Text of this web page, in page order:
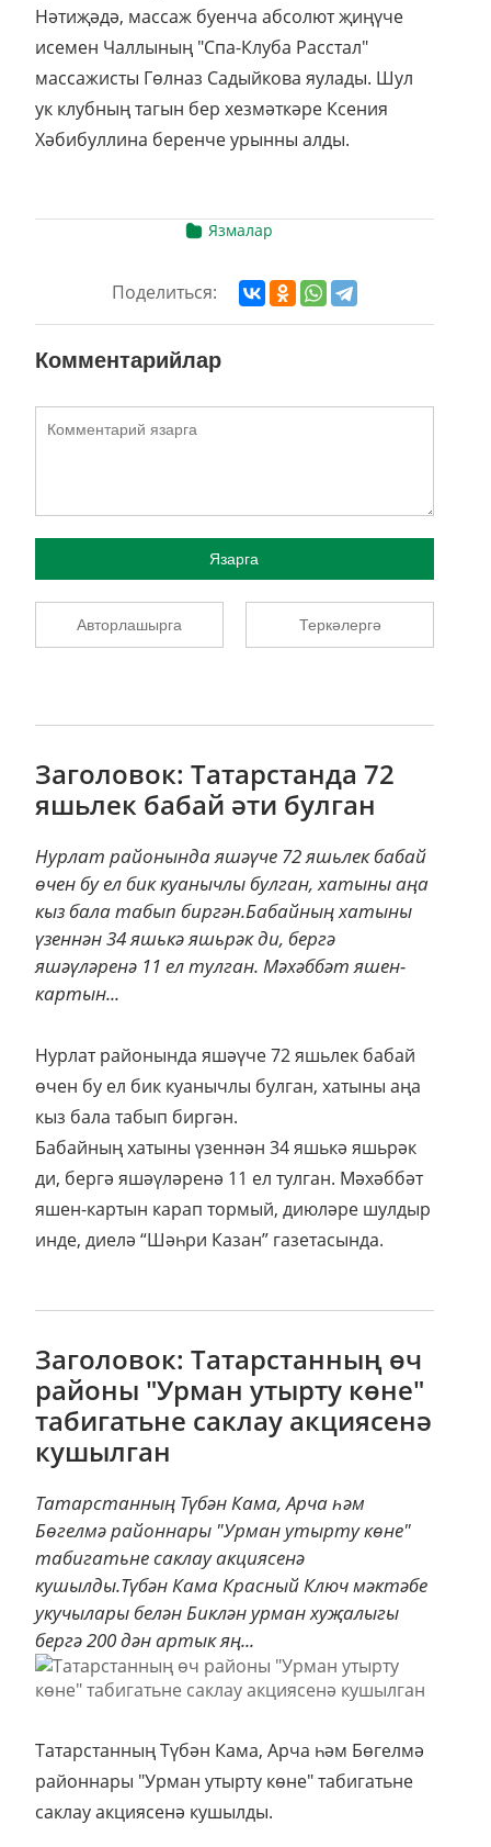
Нәтиҗәдә, массаж буенча абсолют җиңүче
исемен Чаллының "Спа-Клуба Расстал"
массажисты Гөлназ Садыйкова яулады. Шул
ук клубның тагын бер хезмәткәре Ксения
Хәбибуллина беренче урынны алды.
Язмалар
Поделиться:
Комментарийлар
Язарга
Авторлашырга Теркәлергә
Заголовок: Татарстанда 72
яшьлек бабай әти булган
Нурлат районында яшәүче 72 яшьлек бабай
өчен бу ел бик куанычлы булган, хатыны аңа
кыз бала табып биргән.Бабайның хатыны
үзеннән 34 яшькә яшьрәк ди, бергә
яшәүләренә 11 ел тулган. Мәхәббәт яшен-
картын...
Нурлат районында яшәүче 72 яшьлек бабай
өчен бу ел бик куанычлы булган, хатыны аңа
кыз бала табып биргән.
Бабайның хатыны үзеннән 34 яшькә яшьрәк
ди, бергә яшәүләренә 11 ел тулган. Мәхәббәт
яшен-картын карап тормый, диюләре шулдыр
инде, диелә “Шәһри Казан” газетасында.
Заголовок: Татарстанның өч
районы "Урман утырту көне"
табигатьне саклау акциясенә
кушылган
Татарстанның Түбән Кама, Арча һәм
Бөгелмә районнары "Урман утырту көне"
табигатьне саклау акциясенә
кушылды.Түбән Кама Красный Ключ мәктәбе
укучылары белән Биклән урман хуҗалыгы
бергә 200 дән артык яң...
Татарстанның Түбән Кама, Арча һәм Бөгелмә
районнары "Урман утырту көне" табигатьне
саклау акциясенә кушылды.